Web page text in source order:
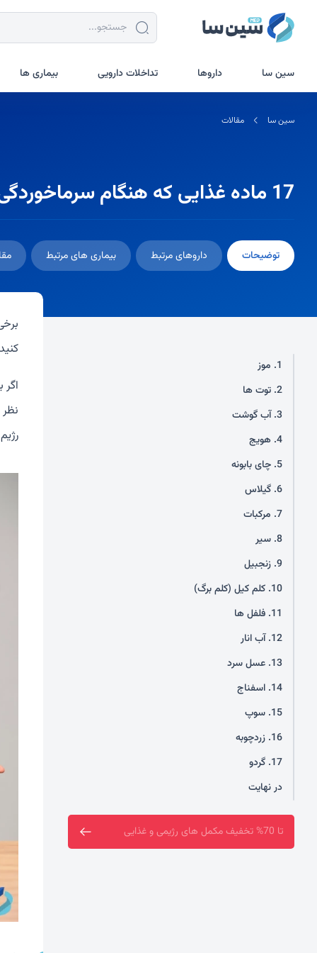
جستجو در سین سا
سین سا داروها تداخلات دارویی بیماری ها
سین سا مقالات
17 ماده غذایی که هنگام سرماخوردگی باید بخورید
توضیحات داروهای مرتبط بیماری های مرتبط
1. موز
2. توت ها
3. آب گوشت
4. هویج
5. چای بابونه
6. گیلاس
7. مرکبات
8. سیر
9. زنجبیل
10. کلم کیل (کلم برگ)
11. فلفل ها
12. آب انار
13. عسل سرد
14. اسفناج
15. سوپ
16. زردچوبه
17. گردو
در نهایت
فروشگاه سین سا افتتاح شد